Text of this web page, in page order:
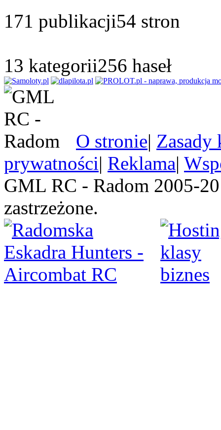
171 publikacji54 stron
13 kategorii256 haseł
O stronie| Zasady
prywatności| Reklama|
GML RC - Radom 2005-
zastrzeżone.